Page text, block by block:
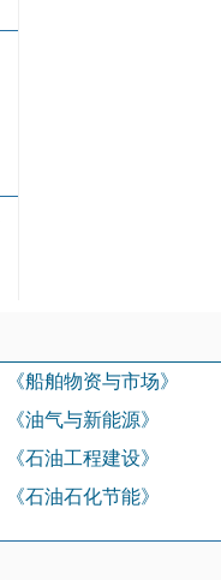
《船舶物资与市场》
《油气与新能源》
《石油工程建设》
《石油石化节能》